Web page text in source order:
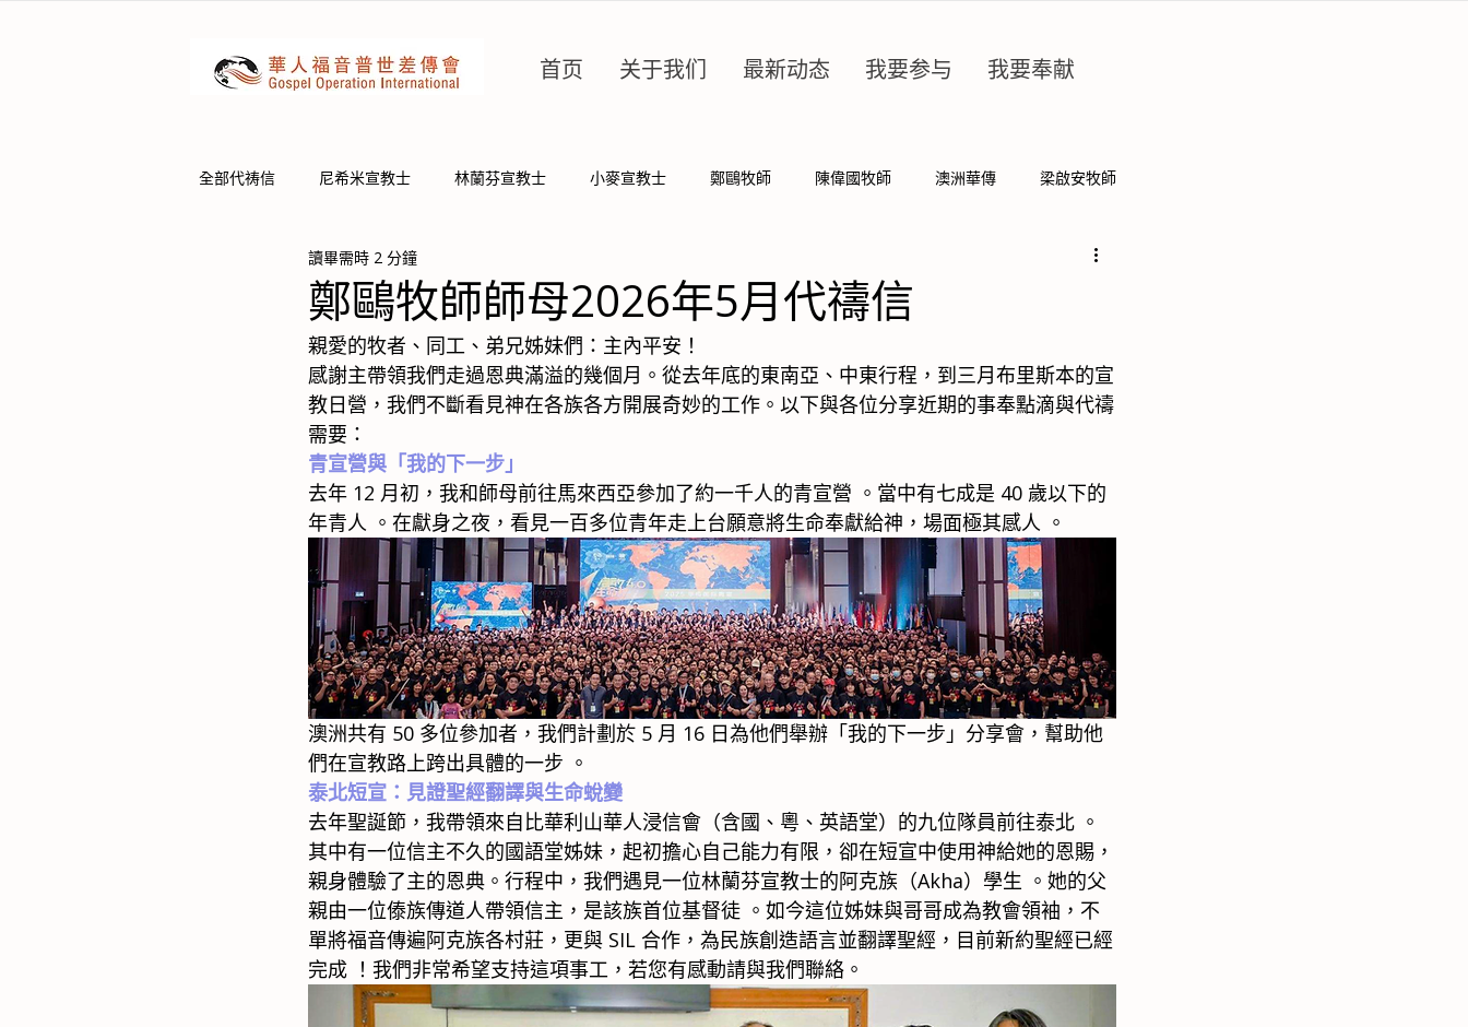
首页 关于我们 最新动态 我要参与 我要奉献
全部代祷信 尼希米宣教士 林蘭芬宣教士 小麥宣教士 鄭鷗牧師 陳偉國牧師 澳洲華傳 梁啟安牧師
鄭鷗牧師師母2026年5月代禱信
讀畢需時 2 分鐘
親愛的牧者、同工、弟兄姊妹們：主內平安！
感謝主帶領我們走過恩典滿溢的幾個月。從去年底的東南亞、中東行程，到三月布里斯本的宣
教日營，我們不斷看見神在各族各方開展奇妙的工作。以下與各位分享近期的事奉點滴與代禱
需要：
青宣營與「我的下一步」
去年 12 月初，我和師母前往馬來西亞參加了約一千人的青宣營 。當中有七成是 40 歲以下的
年青人 。在獻身之夜，看見一百多位青年走上台願意將生命奉獻給神，場面極其感人 。
澳洲共有 50 多位參加者，我們計劃於 5 月 16 日為他們舉辦「我的下一步」分享會，幫助他
們在宣教路上跨出具體的一步 。
泰北短宣：見證聖經翻譯與生命蛻變
去年聖誕節，我帶領來自比華利山華人浸信會（含國、粵、英語堂）的九位隊員前往泰北 。
其中有一位信主不久的國語堂姊妹，起初擔心自己能力有限，卻在短宣中使用神給她的恩賜，
親身體驗了主的恩典。行程中，我們遇見一位林蘭芬宣教士的阿克族（Akha）學生 。她的父
親由一位傣族傳道人帶領信主，是該族首位基督徒 。如今這位姊妹與哥哥成為教會領袖，不
單將福音傳遍阿克族各村莊，更與 SIL 合作，為民族創造語言並翻譯聖經，目前新約聖經已經
完成 ！我們非常希望支持這項事工，若您有感動請與我們聯絡。